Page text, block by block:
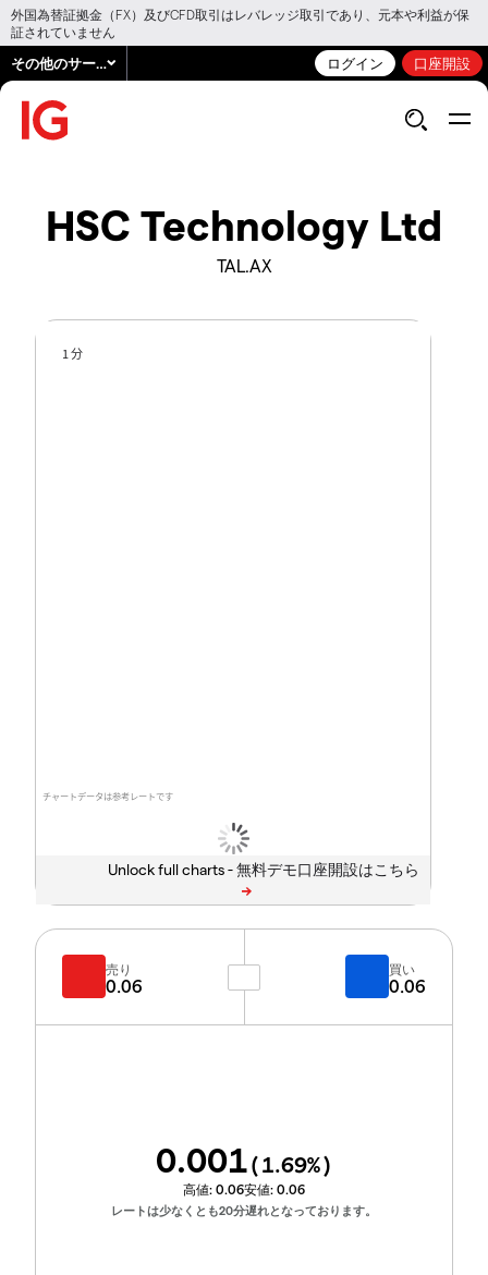
外国為替証拠金（FX）及びCFD取引はレバレッジ取引であり、元本や利益が保
証されていません
その他のサービス ログイン 口座開設
HSC Technology Ltd
TAL.AX
チャートデータは参考レートです
1 分
Unlock full charts -
売り
0.06
買い
0.06
0.001(1.69%)
高値: 0.06安値: 0.06
レートは少なくとも20分遅れとなっております。